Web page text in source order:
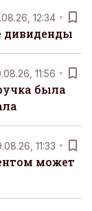
12:34
дивиденды
11:56
была
11:33
может